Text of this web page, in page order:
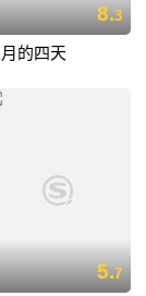
8.3
的四天
5.7